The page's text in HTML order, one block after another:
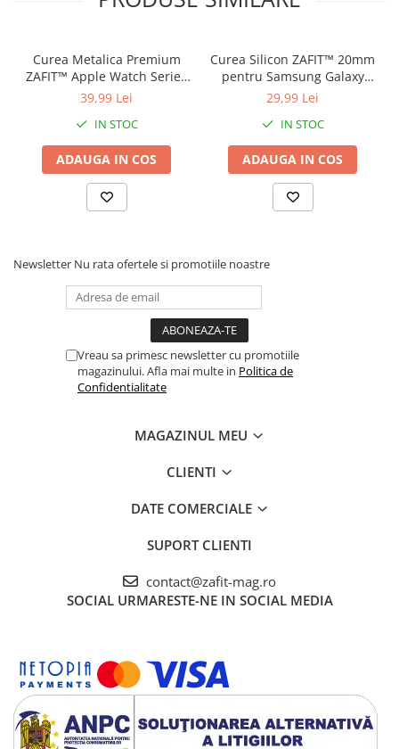
Curea Metalica Premium
ZAFIT™ Apple Watch Series
10/9/8/7/SE2 si mai vechi,
39,99 Lei
IN STOC
ADAUGA IN COS
Curea Silicon ZAFIT™ 20mm
pentru Samsung Galaxy
Watch 7/6/5/4/Active 2,
Garmin Vivoactive, Amazfit
GTS si orice ceas 20mm,
Rosu.
29,99 Lei
IN STOC
ADAUGA IN COS
Newsletter Nu rata ofertele si promotiile noastre
Vreau sa primesc newsletter cu promotiile
magazinului. Afla mai multe in Politica de
Confidentialitate
MAGAZINUL MEU
CLIENTI
DATE COMERCIALE
SUPORT CLIENTI
contact@zafit-mag.ro
SOCIAL URMARESTE-NE IN SOCIAL MEDIA